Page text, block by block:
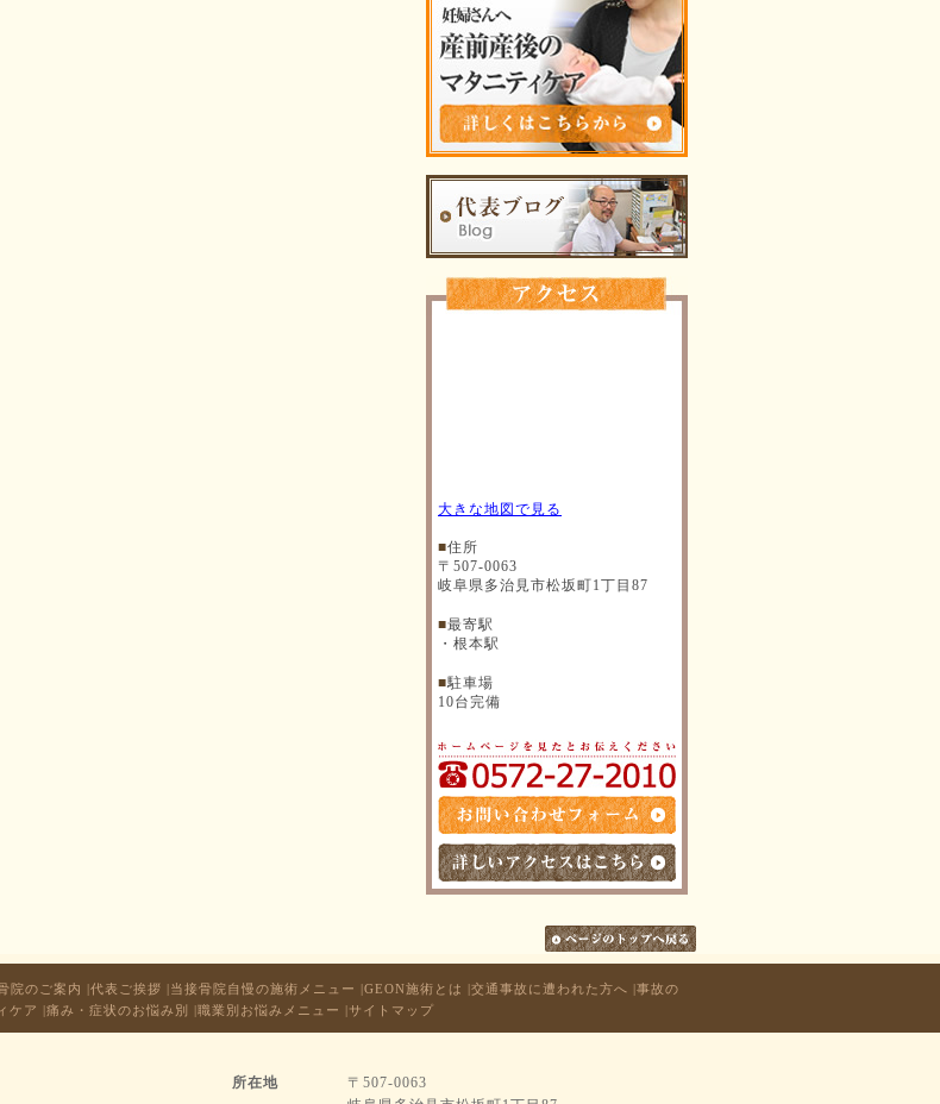
大きな地図で見る
■住所
〒507-0063
岐阜県多治見市松坂町1丁目87
■最寄駅
・根本駅
■駐車場
10台完備
院のご案内 |代表ご挨拶 |当接骨院自慢の施術メニュー |GEON施術とは |交通事故に遭われた方へ |事故の
ケア |痛み・症状のお悩み別 |職業別お悩みメニュー |サイトマップ
所在地
〒507-0063